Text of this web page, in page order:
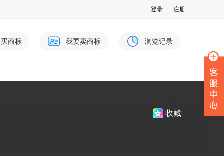
登录 注册
商标 我要卖商标 浏览记录
收藏